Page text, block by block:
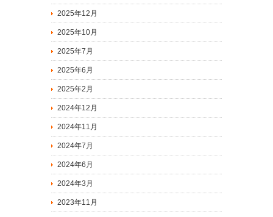
2025年12月
2025年10月
2025年7月
2025年6月
2025年2月
2024年12月
2024年11月
2024年7月
2024年6月
2024年3月
2023年11月